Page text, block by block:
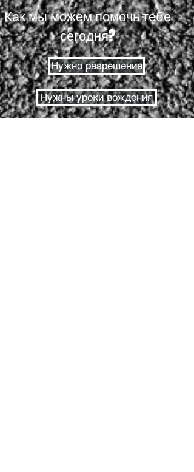
Как мы можем помочь тебе
сегодня?
Нужно разрешение
Нужны уроки вождения